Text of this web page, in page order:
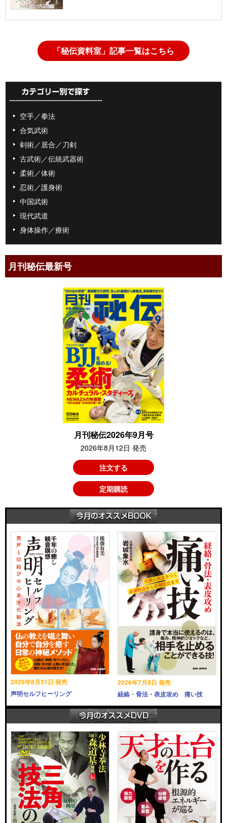
「秘伝資料室」記事一覧はこちら
空手／拳法
合気武術
剣術／居合／刀剣
古武術／伝統武器術
柔術／体術
忍術／護身術
中国武術
現代武道
身体操作／療術
月刊秘伝最新号
月刊秘伝2026年9月号
2026年8月12日 発売
注文する
定期購読
2026年8月31日 発売
声明セルフヒーリング
2026年7月8日 発売
経絡・骨法・表皮攻め 痛い技